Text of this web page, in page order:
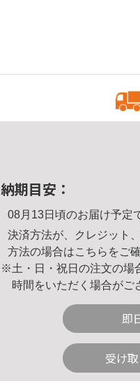
納期目安：
08月13日頃のお届け予定
決済方法が、クレジット
方法の場合はこちら をご
※土・日・祝日の注文の場
時間をいただく場合がご
即
受け